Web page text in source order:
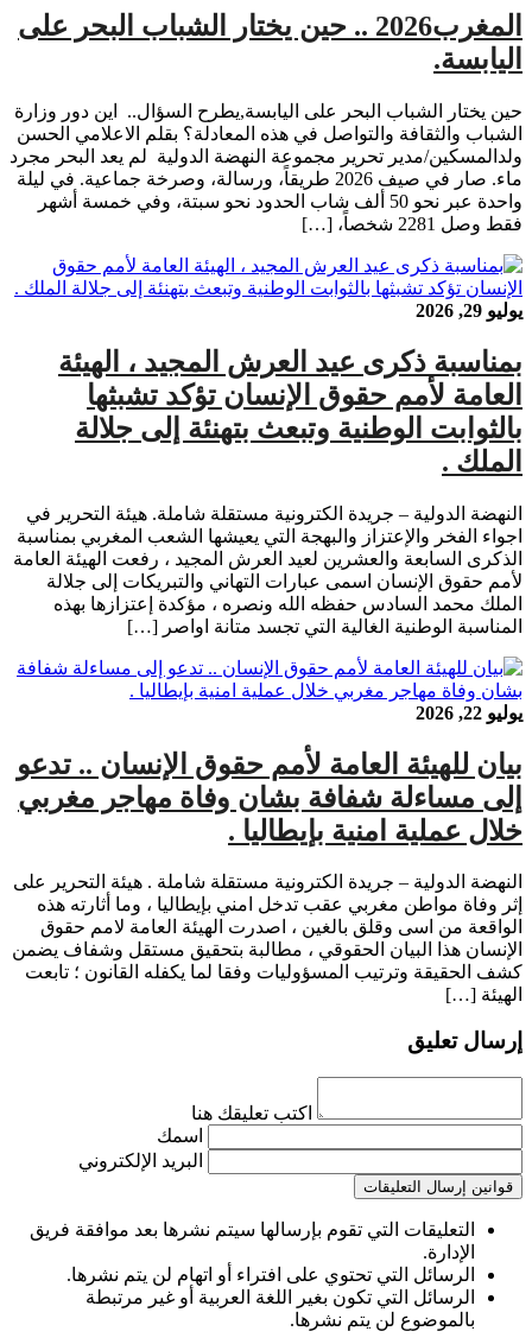
المغرب2026 .. حين يختار الشباب البحر على
اليابسة.
حين يختار الشباب البحر على اليابسة,يطرح السؤال.. اين دور وزارة
الشباب والثقافة والتواصل في هذه المعادلة؟ بقلم الاعلامي الحسن
ولدالمسكين/مدير تحرير مجموعة النهضة الدولية لم يعد البحر مجرد
ماء. صار في صيف 2026 طريقاً، ورسالة، وصرخة جماعية. في ليلة
واحدة عبر نحو 50 ألف شاب الحدود نحو سبتة، وفي خمسة أشهر
فقط وصل 2281 شخصاً، […]
يوليو 29, 2026
بمناسبة ذكرى عيد العرش المجيد ، الهيئة
العامة لأمم حقوق الإنسان تؤكد تشبثها
بالثوابت الوطنية وتبعث بتهنئة إلى جلالة
الملك .
النهضة الدولية – جريدة الكترونية مستقلة شاملة. هيئة التحرير في
اجواء الفخر والإعتزاز والبهجة التي يعيشها الشعب المغربي بمناسبة
الذكرى السابعة والعشرين لعيد العرش المجيد ، رفعت الهيئة العامة
لأمم حقوق الإنسان اسمى عبارات التهاني والتبريكات إلى جلالة
الملك محمد السادس حفظه الله ونصره ، مؤكدة إعتزازها بهذه
المناسبة الوطنية الغالية التي تجسد متانة اواصر […]
يوليو 22, 2026
بيان للهيئة العامة لأمم حقوق الإنسان .. تدعو
إلى مساءلة شفافة بشان وفاة مهاجر مغربي
خلال عملية امنية بإيطاليا .
النهضة الدولية – جريدة الكترونية مستقلة شاملة . هيئة التحرير على
إثر وفاة مواطن مغربي عقب تدخل امني بإيطاليا ، وما أثارته هذه
الواقعة من اسى وقلق بالغين ، اصدرت الهيئة العامة لامم حقوق
الإنسان هذا البيان الحقوقي ، مطالبة بتحقيق مستقل وشفاف يضمن
كشف الحقيقة وترتيب المسؤوليات وفقا لما يكفله القانون ؛ تابعت
الهيئة […]
إرسال تعليق
اكتب تعليقك هنا
اسمك
البريد الإلكتروني
قوانين إرسال التعليقات
التعليقات التي تقوم بإرسالها سيتم نشرها بعد موافقة فريق
الإدارة.
الرسائل التي تحتوي على افتراء أو اتهام لن يتم نشرها.
الرسائل التي تكون بغير اللغة العربية أو غير مرتبطة
بالموضوع لن يتم نشرها.